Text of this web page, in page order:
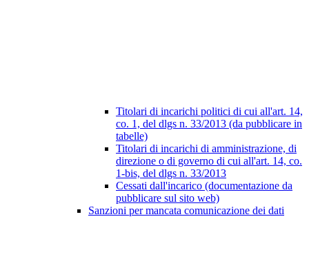
Titolari di incarichi politici di cui all'art. 14,
co. 1, del dlgs n. 33/2013 (da pubblicare in
tabelle)
Titolari di incarichi di amministrazione, di
direzione o di governo di cui all'art. 14, co.
1-bis, del dlgs n. 33/2013
Cessati dall'incarico (documentazione da
pubblicare sul sito web)
Sanzioni per mancata comunicazione dei dati